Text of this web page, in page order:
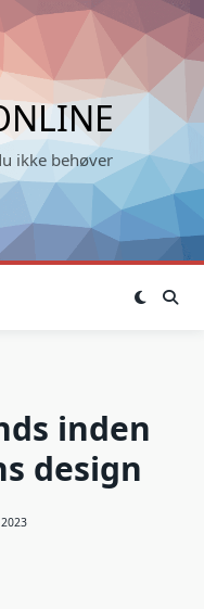
ikke behøver
inden
design